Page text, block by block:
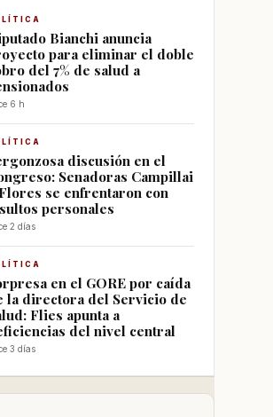
Bianchi anuncia
para eliminar el doble
del 7% de salud a
6 h
discusión en el
Senadoras Campillai
se enfrentaron con
personales
2 días
en el GORE por caída
la directora del Servicio de
Flies apunta a
del nivel central
3 días